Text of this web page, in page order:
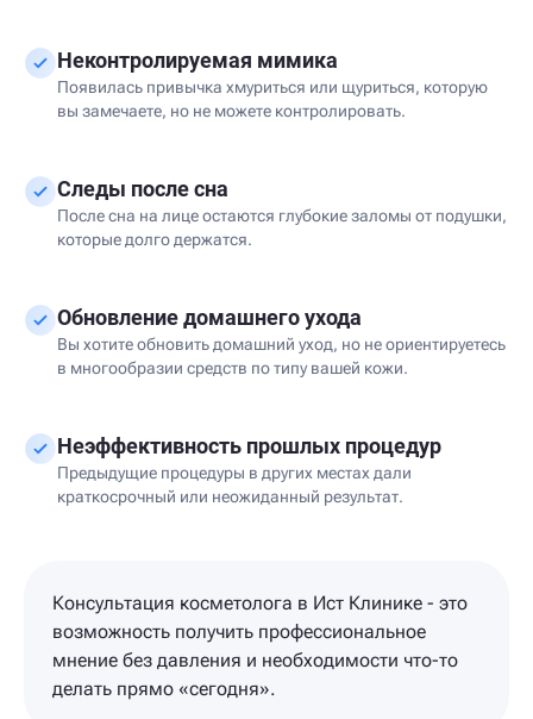
Неконтролируемая мимика
Появилась привычка хмуриться или щуриться, которую
вы замечаете, но не можете контролировать.
Следы после сна
После сна на лице остаются глубокие заломы от подушки,
которые долго держатся.
Обновление домашнего ухода
Вы хотите обновить домашний уход, но не ориентируетесь
в многообразии средств по типу вашей кожи.
Неэффективность прошлых процедур
Предыдущие процедуры в других местах дали
краткосрочный или неожиданный результат.
Консультация косметолога в Ист Клинике - это
возможность получить профессиональное
мнение без давления и необходимости что-то
делать прямо «сегодня».